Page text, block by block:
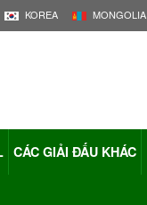
KOREA MONGOLIA
CÁC GIẢI ĐẤU KHÁC